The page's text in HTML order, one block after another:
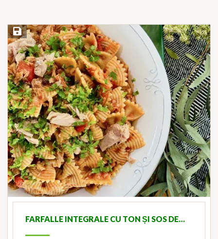
Save Recipe
FARFALLE INTEGRALE CU TON ȘI SOS DE…